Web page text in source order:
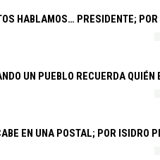
HABLAMOS… PRESIDENTE;
UN PUEBLO RECUERDA QUIÉN
EN UNA POSTAL; POR ISIDRO